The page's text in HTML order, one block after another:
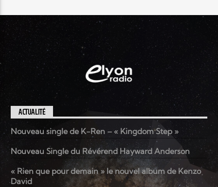
ACTUALITÉ
Nouveau single de K-Ren – « Kingdom Step »
Nouveau Single du Révérend Hayward Anderson
« Rien que pour demain » le nouvel album de Kenzo
David